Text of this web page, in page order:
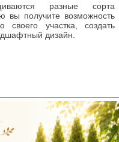
разные сорта
получите возможность
участка, создать
дизайн.